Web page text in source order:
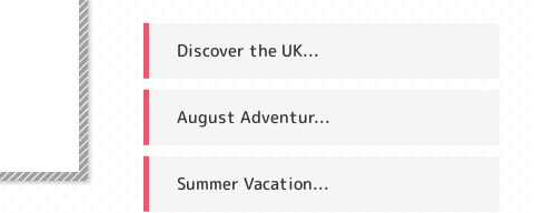
Discover the UK...
August Adventur...
Summer Vacation...